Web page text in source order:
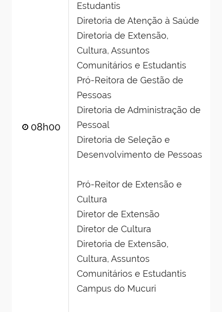
08h00
Estudantis
Diretoria de Atenção à Saúde
Diretoria de Extensão,
Cultura, Assuntos
Comunitários e Estudantis
Pró-Reitora de Gestão de
Pessoas
Diretoria de Administração de
Pessoal
Diretoria de Seleção e
Desenvolvimento de Pessoas
Pró-Reitor de Extensão e
Cultura
Diretor de Extensão
Diretor de Cultura
Diretoria de Extensão,
Cultura, Assuntos
Comunitários e Estudantis
Campus do Mucuri